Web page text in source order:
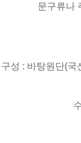
문구류나
구성 : 바탕원단(국